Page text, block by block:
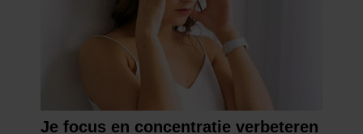
informatie die u aan ze heeft verstrekt of die ze hebben
verzameld op basis van uw gebruik van hun services. U
gaat akkoord met onze cookies als u onze website blijft